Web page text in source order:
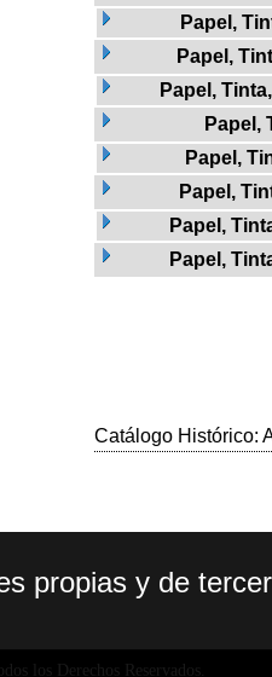
Papel,
Papel,
Papel,
Papel,
Papel,
Papel,
Papel,
Papel,
Catálogo Histórico:
los Derechos Reservados.
propias y de